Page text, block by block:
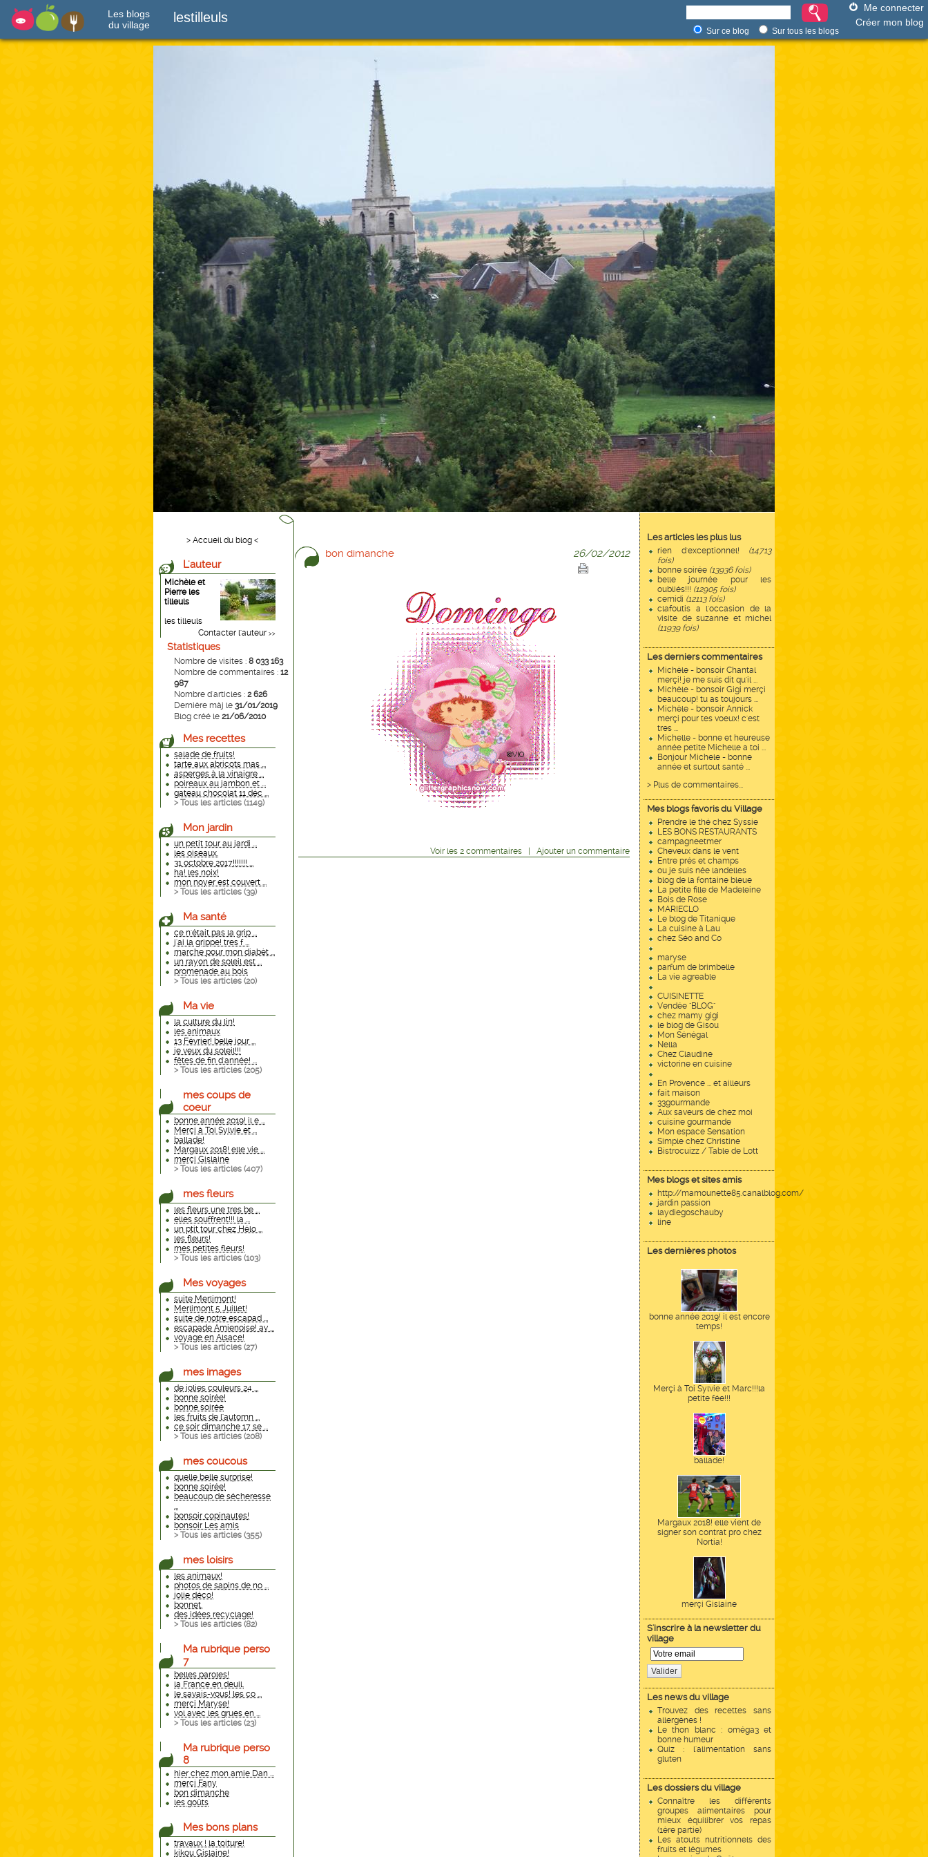
Les blogs
du village
lestilleuls
Me connecter
Créer mon blog
Sur ce blog Sur tous les blogs
Les articles les plus lus
rien d'exceptionnel! (14713
fois)
bonne soirée (13936 fois)
belle journée pour les
oubliés!!! (12905 fois)
cemidi (12113 fois)
clafoutis a l'occasion de la
visite de suzanne et michel
(11939 fois)
Les derniers commentaires
Michèle - bonsoir Chantal
merçi! je me suis dit qu'il ...
Michèle - bonsoir Gigi merçi
beaucoup! tu as toujours ...
Michèle - bonsoir Annick
merçi pour tes voeux! c'est
tres ...
Michelle - bonne et heureuse
année petite Michelle a toi ...
Bonjour Michele - bonne
année et surtout santé ...
> Plus de commentaires...
Mes blogs favoris du Village
Prendre le thé chez Syssie
LES BONS RESTAURANTS
campagneetmer
Cheveux dans le vent
Entre prés et champs
ou je suis née landelles
blog de la fontaine bleue
La petite fille de Madeleine
Bois de Rose
MARIECLO
Le blog de Titanique
La cuisine à Lau
chez Séo and Co
maryse
parfum de brimbelle
La vie agreable
CUISINETTE
Vendée "BLOG"
chez mamy gigi
le blog de Gisou
Mon Sénégal
Nella
Chez Claudine
victorine en cuisine
En Provence ... et ailleurs
fait maison
33gourmande
Aux saveurs de chez moi
cuisine gourmande
Mon espace Sensation
Simple chez Christine
Bistrocuizz / Table de Lott
Mes blogs et sites amis
http://mamounette85.canalblog.com/
jardin passion
laydiegoschauby
line
Les dernières photos
bonne année 2019! il est encore
temps!
Merçi à Toi Sylvie et Marc!!!la
petite fée!!!
ballade!
Margaux 2018! elle vient de
signer son contrat pro chez
Nortia!
merçi Gislaine
S'inscrire à la newsletter du
village
Valider
Les news du village
Trouvez des recettes sans
allergènes !
Le thon blanc : oméga3 et
bonne humeur
Quiz : l'alimentation sans
gluten
Les dossiers du village
Connaître les différents
groupes alimentaires pour
mieux équilibrer vos repas
(1ère partie)
Les atouts nutritionnels des
fruits et légumes
> Accueil du blog <
L'auteur
Michèle et
Pierre les
tilleuls
les tilleuls
Contacter l'auteur >>
Statistiques
Nombre de visites : 8 033 163
Nombre de commentaires : 12
987
Nombre d'articles : 2 626
Dernière màj le 31/01/2019
Blog créé le 21/06/2010
Mes recettes
salade de fruits!
tarte aux abricots mas ...
asperges à la vinaigre ...
poireaux au jambon et ...
gateau chocolat 11 déc ...
> Tous les articles (1149)
Mon jardin
un petit tour au jardi ...
les oiseaux.
31 octobre 2017!!!!!!! ...
ha! les noix!
mon noyer est couvert ...
> Tous les articles (39)
Ma santé
ce n'était pas la grip ...
j'ai la grippe! tres f ...
marche pour mon diabèt ...
un rayon de soleil est ...
promenade au bois
> Tous les articles (20)
Ma vie
la culture du lin!
les animaux
13 Février! belle jour ...
je veux du soleil!!!
fêtes de fin d'année! ...
> Tous les articles (205)
mes coups de
coeur
bonne année 2019! il e ...
Merçi à Toi Sylvie et ...
ballade!
Margaux 2018! elle vie ...
merçi Gislaine
> Tous les articles (407)
mes fleurs
les fleurs une tres be ...
elles souffrent!!! la ...
un ptit tour chez Hélo ...
les fleurs!
mes petites fleurs!
> Tous les articles (103)
Mes voyages
suite Merlimont!
Merlimont 5 Juillet!
suite de notre escapad ...
escapade Amienoise! av ...
voyage en Alsace!
> Tous les articles (27)
mes images
de jolies couleurs 24 ...
bonne soirée!
bonne soirée
les fruits de l'automn ...
ce soir dimanche 17 se ...
> Tous les articles (208)
mes coucous
quelle belle surprise!
bonne soirée!
beaucoup de sécheresse
...
bonsoir copinautes!
bonsoir Les amis
> Tous les articles (355)
mes loisirs
les animaux!
photos de sapins de no ...
jolie déco!
bonnet.
des idées recyclage!
> Tous les articles (82)
Ma rubrique perso
7
belles paroles!
la France en deuil.
le savais-vous! les co ...
merçi Maryse!
vol avec les grues en ...
> Tous les articles (23)
Ma rubrique perso
8
hier chez mon amie Dan ...
merçi Fany
bon dimanche
les goûts
Mes bons plans
travaux ! la toiture!
kikou Gislaine!
bon dimanche 26/02/2012
Voir les 2 commentaires Ajouter un commentaire